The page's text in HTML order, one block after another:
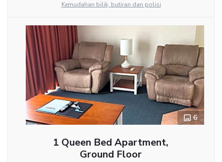
Kemudahan bilik, butiran dan polisi
6
1 Queen Bed Apartment,
Ground Floor